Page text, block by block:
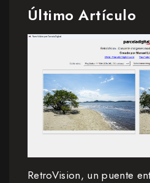
Último Artículo
RetroVision, un puente